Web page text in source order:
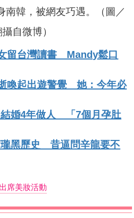
南韓，被網友巧遇。（圖／
自微博）
留台灣讀書 Mandy鬆口
喚起出遊警覺 她：今年必
婚4年做人 「7個月孕肚
黑歷史 昔逼問辛龍要不
席美妝活動